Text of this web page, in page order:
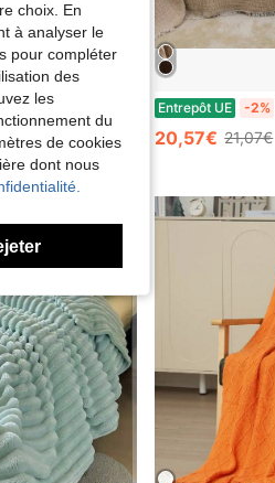
Entrepôt UE -2%
20,57€ 21,07€
choix. En
à analyser le
pour compléter
des
les
du
de cookies
dont nous